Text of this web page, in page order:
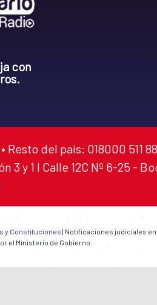
con
del país: 018000 511
y 1 I Calle 12C Nº 6-25 -
y Constituciones | Notificaciones judiciales en
el Ministerio de Gobierno.